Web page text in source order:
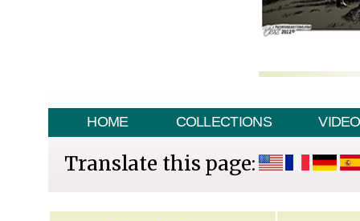
HOME COLLECTIONS VIDEO
Translate this page: